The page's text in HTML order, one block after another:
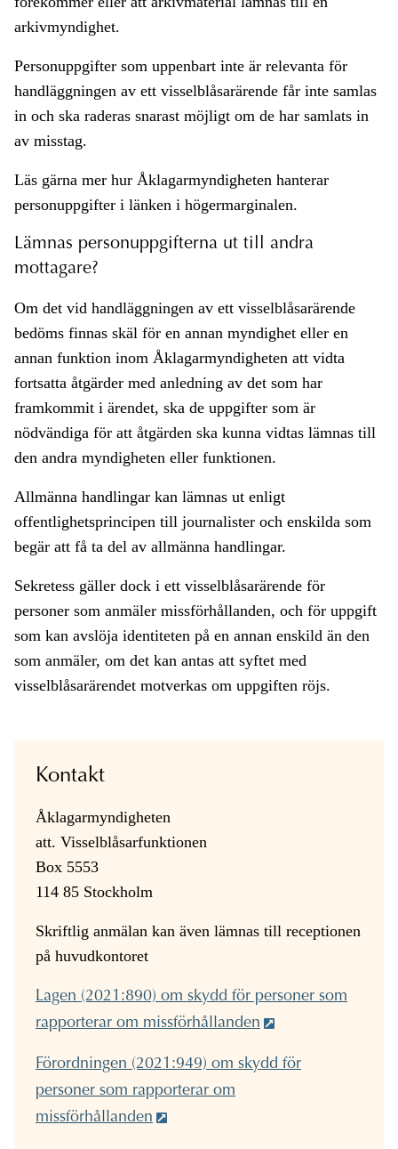
arkivmyndighet.
Personuppgifter som uppenbart inte är relevanta för
handläggningen av ett visselblåsarärende får inte samlas
in och ska raderas snarast möjligt om de har samlats in
av misstag.
Läs gärna mer hur Åklagarmyndigheten hanterar
personuppgifter i länken i högermarginalen.
Lämnas personuppgifterna ut till andra
mottagare?
Om det vid handläggningen av ett visselblåsarärende
bedöms finnas skäl för en annan myndighet eller en
annan funktion inom Åklagarmyndigheten att vidta
fortsatta åtgärder med anledning av det som har
framkommit i ärendet, ska de uppgifter som är
nödvändiga för att åtgärden ska kunna vidtas lämnas till
den andra myndigheten eller funktionen.
Allmänna handlingar kan lämnas ut enligt
offentlighetsprincipen till journalister och enskilda som
begär att få ta del av allmänna handlingar.
Sekretess gäller dock i ett visselblåsarärende för
personer som anmäler missförhållanden, och för uppgift
som kan avslöja identiteten på en annan enskild än den
som anmäler, om det kan antas att syftet med
visselblåsarärendet motverkas om uppgiften röjs.
Kontakt
Åklagarmyndigheten
att. Visselblåsarfunktionen
Box 5553
114 85 Stockholm
Skriftlig anmälan kan även lämnas till receptionen
på huvudkontoret
Lagen (2021:890) om skydd för personer som
rapporterar om missförhållanden
Förordningen (2021:949) om skydd för
personer som rapporterar om
missförhållanden